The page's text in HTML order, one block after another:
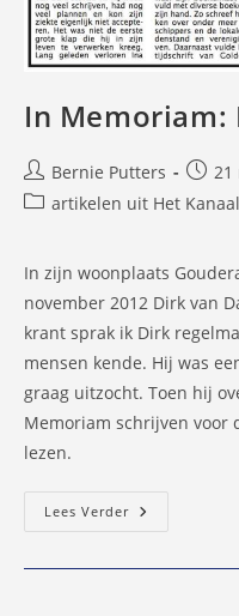
In Memoriam:
Bericht
auteur:
Bernie Putters
21
Berichtcategorie:
artikelen uit Het Kanaal
In zijn woonplaats
november 2012 Dirk van
krant sprak ik Dirk
mensen kende. Hij was
graag uitzocht. Toen hij
Memoriam schrijven voor
lezen.
Lees VerderIn